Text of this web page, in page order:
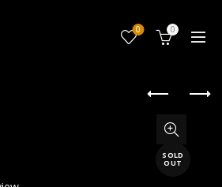
0 0
SOLD
OUT